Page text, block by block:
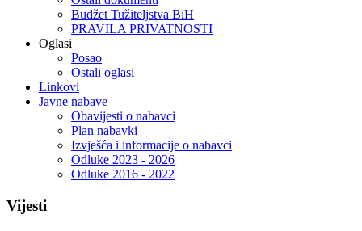
Budžet Tužiteljstva BiH
PRAVILA PRIVATNOSTI
Oglasi
Posao
Ostali oglasi
Linkovi
Javne nabave
Obavijesti o nabavci
Plan nabavki
Izvješća i informacije o nabavci
Odluke 2023 - 2026
Odluke 2016 - 2022
Vijesti